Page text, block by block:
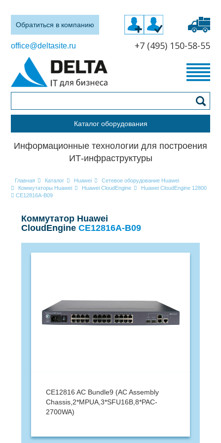
Обратиться в компанию
office@deltasite.ru +7 (495) 150-58-55
Каталог оборудования
Информационные технологии для построения
ИТ-инфраструктуры
Главная Каталог Huawei
Сетевое оборудование Huawei
Коммутаторы Huawei
Huawei CloudEngine
Huawei CloudEngine 12800
CE12816A-B09
Коммутатор Huawei
CloudEngine CE12816A-B09
CE12816 AC Bundle9 (AC Assembly
Chassis,2*MPUA,3*SFU16B,8*PAC-
2700WA)